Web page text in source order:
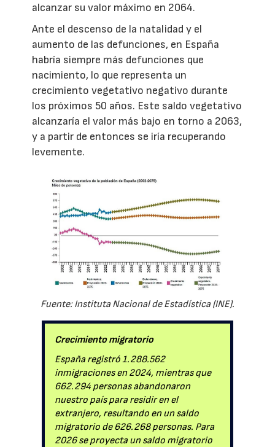
alcanzar su valor máximo en 2064.
Ante el descenso de la natalidad y el
aumento de las defunciones, en España
habría siempre más defunciones que
nacimiento, lo que representa un
crecimiento vegetativo negativo durante
los próximos 50 años. Este saldo vegetativo
alcanzaría el valor más bajo en torno a 2063,
y a partir de entonces se iría recuperando
levemente.
Fuente: Instituta Nacional de Estadística (INE).
Crecimiento migratorio
España registró 1.288.562
inmigraciones en 2024, mientras que
662.294 personas abandonaron
nuestro país para residir en el
extranjero, resultando en un saldo
migratorio de 626.268 personas. Para
2026 se proyecta un saldo migratorio